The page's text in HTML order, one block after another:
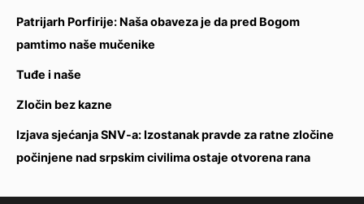
Patrijarh Porfirije: Naša obaveza je da pred Bogom
pamtimo naše mučenike
Tuđe i naše
Zločin bez kazne
Izjava sjećanja SNV-a: Izostanak pravde za ratne zločine
počinjene nad srpskim civilima ostaje otvorena rana